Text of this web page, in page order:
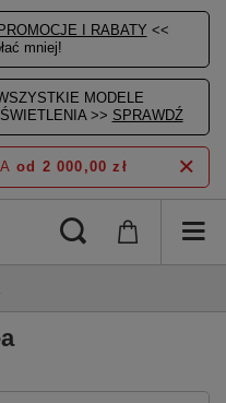
I RABATY <<
mniej!
MODELE
>> SPRAWDŹ
od 2 000,00 zł